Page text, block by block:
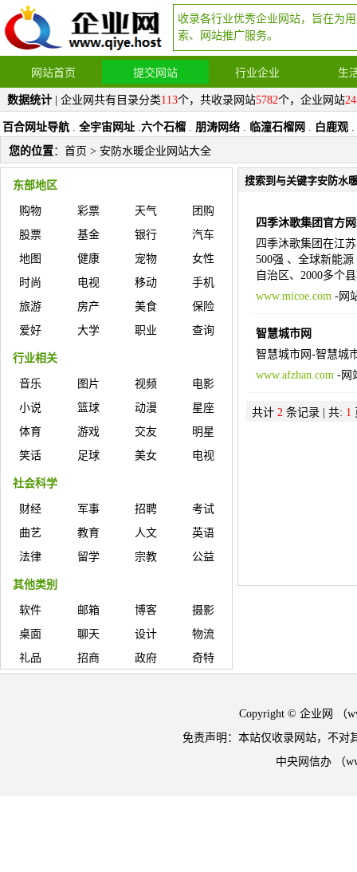
收录各行业优秀企业网站，旨在为
索、网站推广服务。
网站首页 提交网站 行业企业 生
数据统计 | 企业网共有目录分类113个，共收录网站5782个，企业网站
百合网址导航 . 全宇宙网址 .六个石榴 . 朋涛网络 . 临潼石榴网 . 白鹿观 .
您的位置： 首页 > 安防水暖企业网站大全
东部地区
购物 彩票 天气
团购
股票
基金 银行
汽车
地图
健康 宠物
女性
时尚
电视 移动
手机
旅游
房产 美食
保险
爱好
大学 职业 查询
行业相关
音乐 图片 视频
电影
小说
篮球 动漫
星座
体育
游戏 交友
明星
笑话
足球 美女 电视
社会科学
财经 军事 招聘
考试
曲艺
教育 人文
英语
法律
留学 宗教 公益
其他类别
软件 邮箱 博客
摄影
桌面
聊天 设计
物流
礼品
招商 政府 奇特
搜索到与关键字安防水
四季沐歌集团官方
四季沐歌集团在江
500强 、全球新能
自治区、2000多个
www.micoe.com-网
智慧城市网
智慧城市网-智慧城
www.afzhan.com-网
共计 2条记录 | 共: 1
Copyright © 企业网 （
免责声明：本站仅收录网站，不对
中央网信办 （